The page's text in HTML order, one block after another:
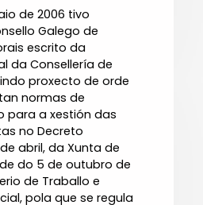
de 2006 tivo
Galego de
escrito da
da Consellería de
proxecto de orde
normas de
para a xestión das
no Decreto
de abril, da Xunta de
do 5 de outubro de
de Traballo e
pola que se regula